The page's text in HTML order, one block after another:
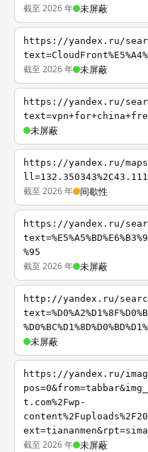
截至 2026 年 未屏蔽
https://yandex.ru/
截至 2026 年 未屏蔽
https://yandex.ru/
未屏蔽
https://yandex.ru/
截至 2026 年 间歇性
https://yandex.ru/
%95
截至 2026 年 未屏蔽
http://yandex.ru/
未屏蔽
https://yandex.ru/
t.com%2Fwp-
截至 2026 年 未屏蔽